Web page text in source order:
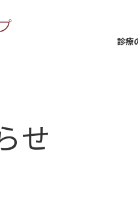
診療
せ